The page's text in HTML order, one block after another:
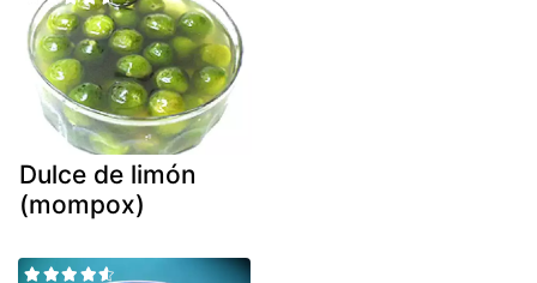
Dulce de limón
(mompox)